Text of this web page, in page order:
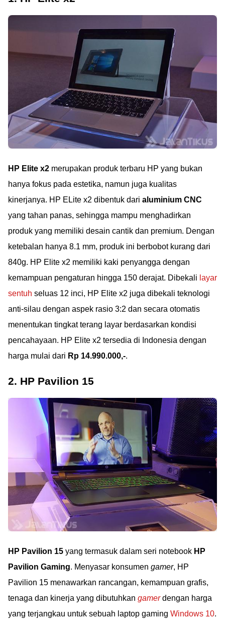
HP Elite x2 merupakan produk terbaru HP yang bukan
hanya fokus pada estetika, namun juga kualitas
kinerjanya. HP ELite x2 dibentuk dari aluminium CNC
yang tahan panas, sehingga mampu menghadirkan
produk yang memiliki desain cantik dan premium. Dengan
ketebalan hanya 8.1 mm, produk ini berbobot kurang dari
840g. HP Elite x2 memiliki kaki penyangga dengan
kemampuan pengaturan hingga 150 derajat. Dibekali layar
sentuh seluas 12 inci, HP Elite x2 juga dibekali teknologi
anti-silau dengan aspek rasio 3:2 dan secara otomatis
menentukan tingkat terang layar berdasarkan kondisi
pencahayaan. HP Elite x2 tersedia di Indonesia dengan
harga mulai dari Rp 14.990.000,-.
2. HP Pavilion 15
HP Pavilion 15 yang termasuk dalam seri notebook HP
Pavilion Gaming. Menyasar konsumen gamer, HP
Pavilion 15 menawarkan rancangan, kemampuan grafis,
tenaga dan kinerja yang dibutuhkan gamerdengan harga
yang terjangkau untuk sebuah laptop gaming Windows 10.